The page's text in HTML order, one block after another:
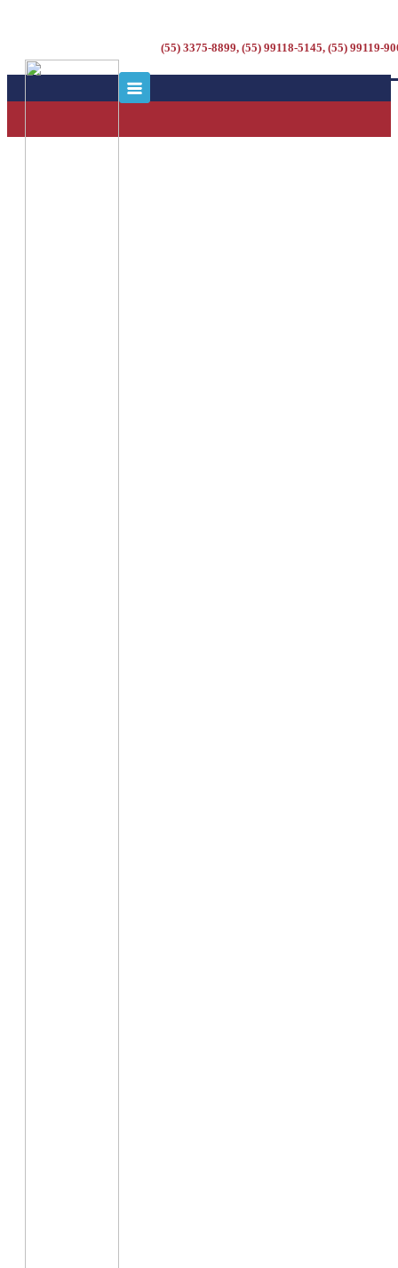
(55) 3375-8899, (55) 99118-5145, (55) 99119-